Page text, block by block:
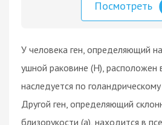
Посмотреть
У человека ген, определяющий
ушной раковине (H),
наследуется по голандрическому
Другой ген, определяющий
близорукости (а), находится в